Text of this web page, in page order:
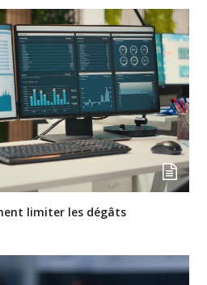
limiter les dégâts